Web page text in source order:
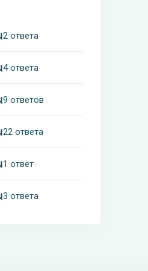
2 ответа
4 ответа
9 ответов
22 ответа
1 ответ
3 ответа